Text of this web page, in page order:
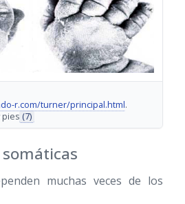
r.com/turner/principal.html.
pies (7)
muchas veces de los